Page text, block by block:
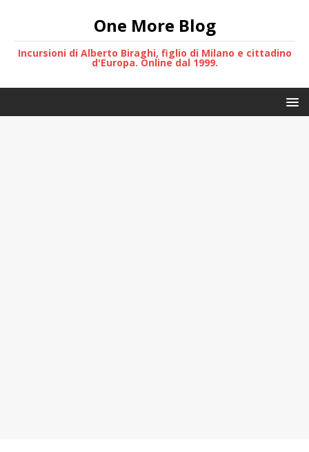
One More Blog
Incursioni di Alberto Biraghi, figlio di Milano e cittadino
d'Europa. Online dal 1999.